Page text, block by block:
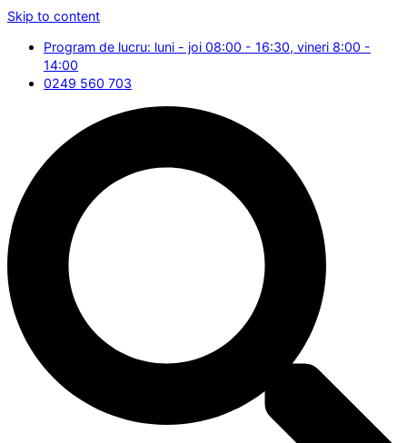
Skip to content
Program de lucru: luni - joi 08:00 - 16:30, vineri 8:00 -
14:00
0249 560 703